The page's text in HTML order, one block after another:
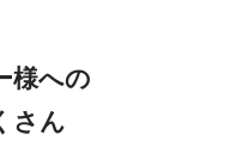
様への
さん